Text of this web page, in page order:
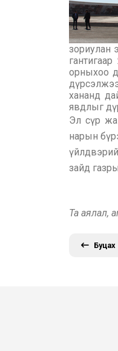
зориулан
орныхоо
хананд
явдлыг
Эл сүр
нарын
зайд
Та аялал,
Буцах